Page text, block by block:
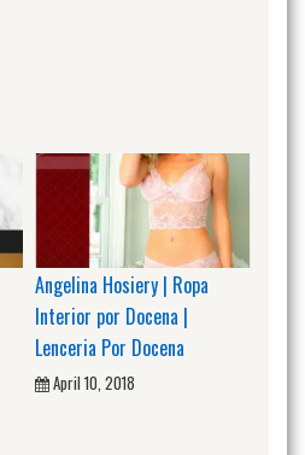
Angelina Hosiery | Ropa
Interior por Docena |
Lenceria Por Docena
April 10, 2018